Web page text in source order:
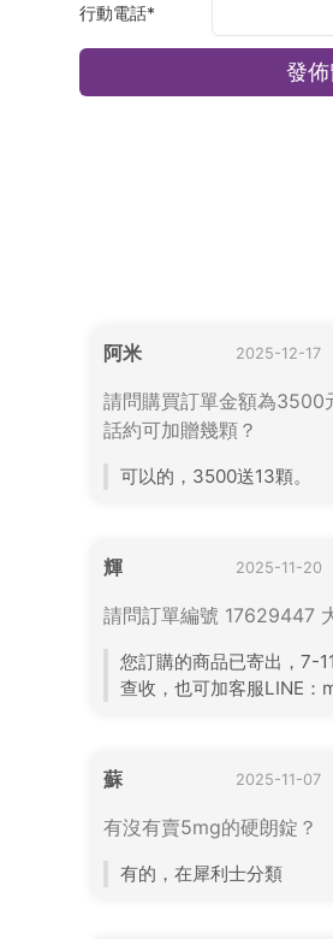
行動電話*
阿米 2025-12-17
請問購買訂單金額為3500
話約可加贈幾顆？
可以的，3500送13顆。
輝 2025-11-20
請問訂單編號 17629447
您訂購的商品已寄出，7-
查收，也可加客服LINE：
蘇 2025-11-07
有沒有賣5mg的硬朗錠？
有的，在犀利士分類